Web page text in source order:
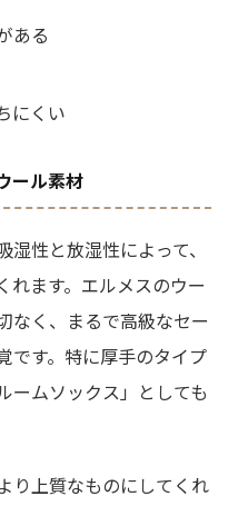
ある
にくい
ール素材
性と放湿性によって、
れます。エルメスのウー
なく、まるで高級なセー
です。特に厚手のタイプ
ームソックス」としても
り上質なものにしてくれ